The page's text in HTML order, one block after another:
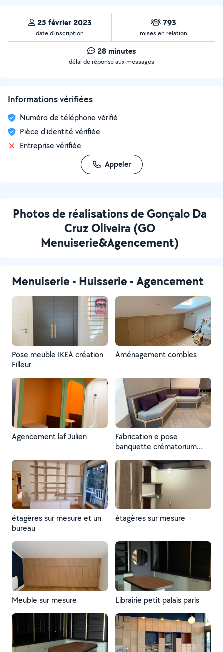
25 février 2023
date d’inscription
793
mises en relation
28 minutes
délai de réponse aux messages
Informations vérifiées
Numéro de téléphone vérifié
Pièce d'identité vérifiée
Entreprise vérifiée
Appeler
Photos de réalisations de Gonçalo Da
Cruz Oliveira (GO
Menuiserie&Agencement)
Menuiserie - Huisserie - Agencement
Pose meuble IKEA création
Filleur
Aménagement combles
Agencement laf Julien
Fabrication e pose
banquette crématorium
étagères sur mesure et un
bureau
étagères sur mesure
Meuble sur mesure Librairie petit palais paris